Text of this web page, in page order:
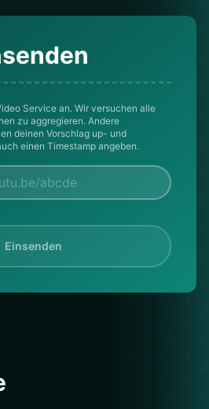
Service an. Wir versuchen alle
zu aggregieren. Andere
deinen Vorschlag up- und
einen Timestamp angeben.
Einsenden